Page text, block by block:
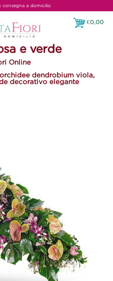
consegna a domicilio
€0,00
€0,00
e verde
Online
dendrobium viola,
decorativo elegante